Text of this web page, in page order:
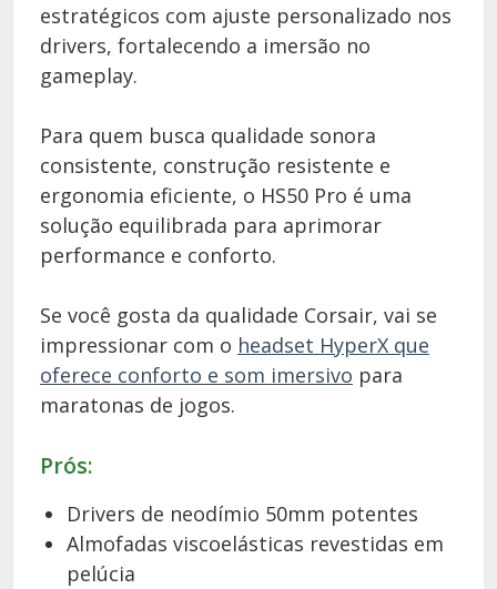
estratégicos com ajuste personalizado nos
drivers, fortalecendo a imersão no
gameplay.
Para quem busca qualidade sonora
consistente, construção resistente e
ergonomia eficiente, o HS50 Pro é uma
solução equilibrada para aprimorar
performance e conforto.
Se você gosta da qualidade Corsair, vai se
impressionar com o headset HyperX que
oferece conforto e som imersivo para
maratonas de jogos.
Prós:
Drivers de neodímio 50mm potentes
Almofadas viscoelásticas revestidas em
pelúcia